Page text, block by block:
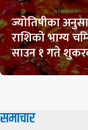
ज्योतिषीका
राशिको भाग्य
साउन १ गते
समाचार